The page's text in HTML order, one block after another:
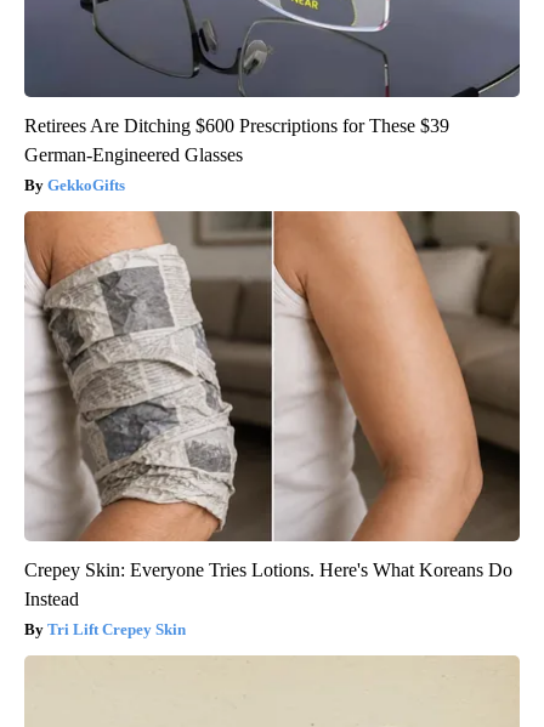
Retirees Are Ditching $600 Prescriptions for These $39
German-Engineered Glasses
GekkoGifts
Crepey Skin: Everyone Tries Lotions. Here's What Koreans Do
Instead
Tri Lift Crepey Skin